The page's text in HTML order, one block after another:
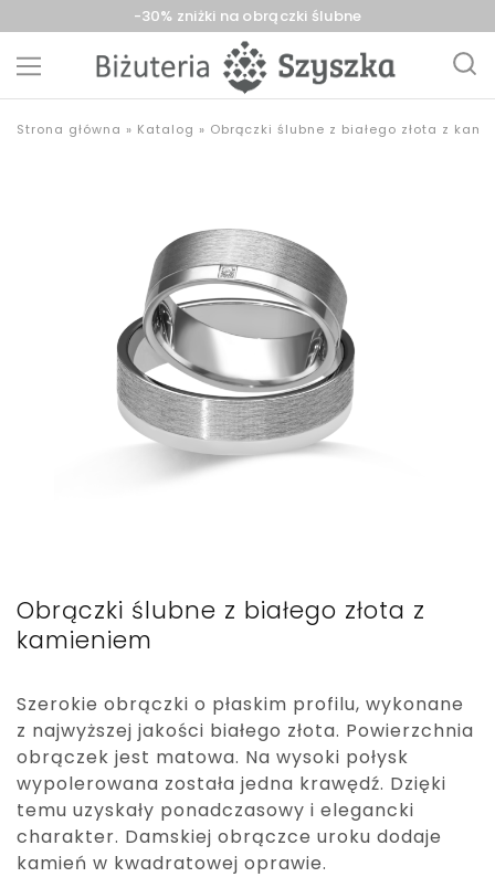
-30% zniżki na obrączki ślubne
Szyszka
z
Strona główna » Katalog » Obrączki ślubne z białego złota z
Obrączki ślubne z białego złota z
kamieniem
Szerokie obrączki o płaskim profilu, wykonane
z najwyższej jakości białego złota. Powierzchnia
obrączek jest matowa. Na wysoki połysk
wypolerowana została jedna krawędź. Dzięki
temu uzyskały ponadczasowy i elegancki
charakter. Damskiej obrączce uroku dodaje
kamień w kwadratowej oprawie.